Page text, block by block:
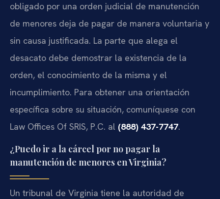
obligado por una orden judicial de manutención
de menores deja de pagar de manera voluntaria y
sin causa justificada. La parte que alega el
desacato debe demostrar la existencia de la
orden, el conocimiento de la misma y el
incumplimiento. Para obtener una orientación
específica sobre su situación, comuníquese con
Law Offices Of SRIS, P.C. al (888) 437-7747.
¿Puedo ir a la cárcel por no pagar la
manutención de menores en Virginia?
Un tribunal de Virginia tiene la autoridad de